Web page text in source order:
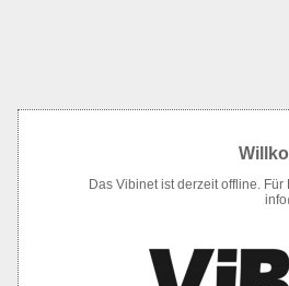
Das Vibinet ist derzeit offline.